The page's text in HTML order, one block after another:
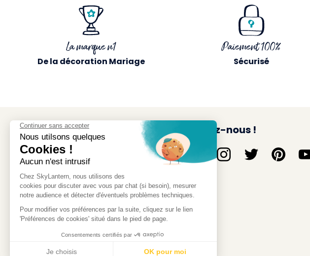
La marque n1
De la décoration Mariage
Paiement 100%
Sécurisé
SKYLANTERN FRANCE
Suivez-nous !